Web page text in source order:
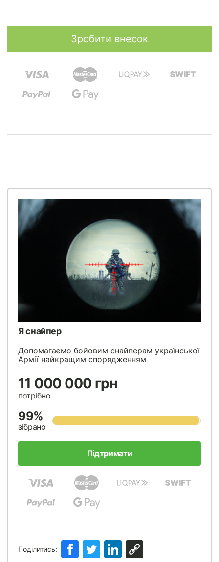
Я снайпер
Допомагаємо бойовим снайперам української
Армії найкращим спорядженням
11 000 000 грн
потрібно
99%
зібрано
Підтримати
Поділитись: